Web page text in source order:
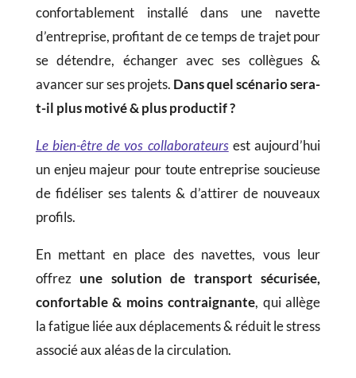
confortablement installé dans une navette
d’entreprise, profitant de ce temps de trajet pour
se détendre, échanger avec ses collègues &
avancer sur ses projets. Dans quel scénario sera-
t-il plus motivé & plus productif ?
Le bien-être de vos collaborateursest aujourd’hui
un enjeu majeur pour toute entreprise soucieuse
de fidéliser ses talents & d’attirer de nouveaux
profils.
En mettant en place des navettes, vous leur
offrez une solution de transport sécurisée,
confortable & moins contraignante, qui allège
la fatigue liée aux déplacements & réduit le stress
associé aux aléas de la circulation.